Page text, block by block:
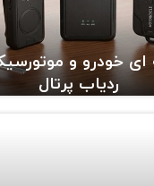
ای خودرو و
ردیاب پرتال